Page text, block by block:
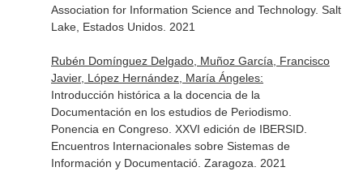
Association for Information Science and Technology. Salt
Lake, Estados Unidos. 2021
Rubén Domínguez Delgado, Muñoz García, Francisco
Javier, López Hernández, María Ángeles:
Introducción histórica a la docencia de la
Documentación en los estudios de Periodismo.
Ponencia en Congreso. XXVI edición de IBERSID.
Encuentros Internacionales sobre Sistemas de
Información y Documentació. Zaragoza. 2021